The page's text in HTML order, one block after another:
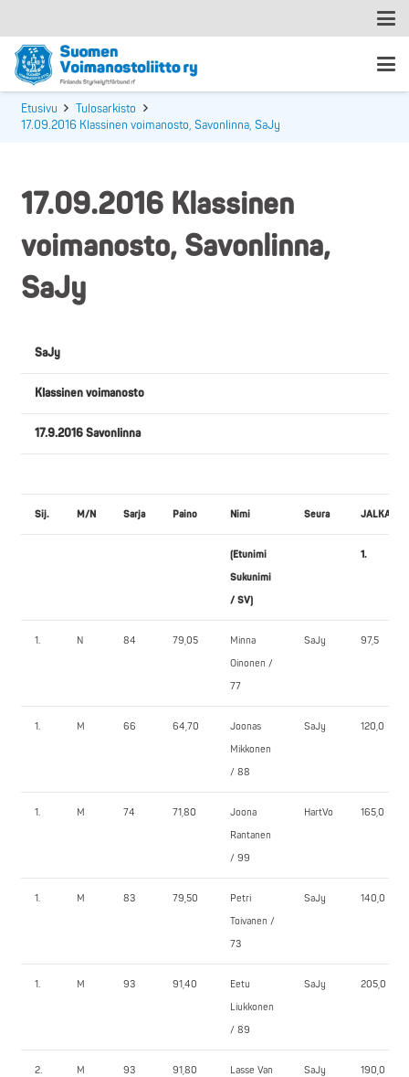
Etusivu
Tulosarkisto
17.09.2016 Klassinen voimanosto, Savonlinna, SaJy
17.09.2016 Klassinen
voimanosto, Savonlinna,
SaJy
SaJy
Klassinen voimanosto
17.9.2016 Savonlinna
Sij. M/N Sarja Paino Nimi Seura
(Etunimi
Sukunimi
/ SV)
1.
1. N 84 79,05
Minna
Oinonen /
77
SaJy 97,5
1. M 66 64,70
Joonas
Mikkonen
/ 88
SaJy 120,0
1. M 74 71,80
Joona
Rantanen
/ 99
HartVo 165,0
1. M 83 79,50
Petri
Toivanen /
73
SaJy 140,0
1. M 93 91,40
Eetu
Liukkonen
/ 89
SaJy 205,0
2. M 93 91,80
Lasse Van
SaJy 190,0